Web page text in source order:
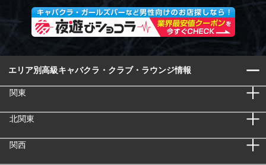
エリア別高級キャバクラ・クラブ・ラウンジ情報
関東
北関東
関西